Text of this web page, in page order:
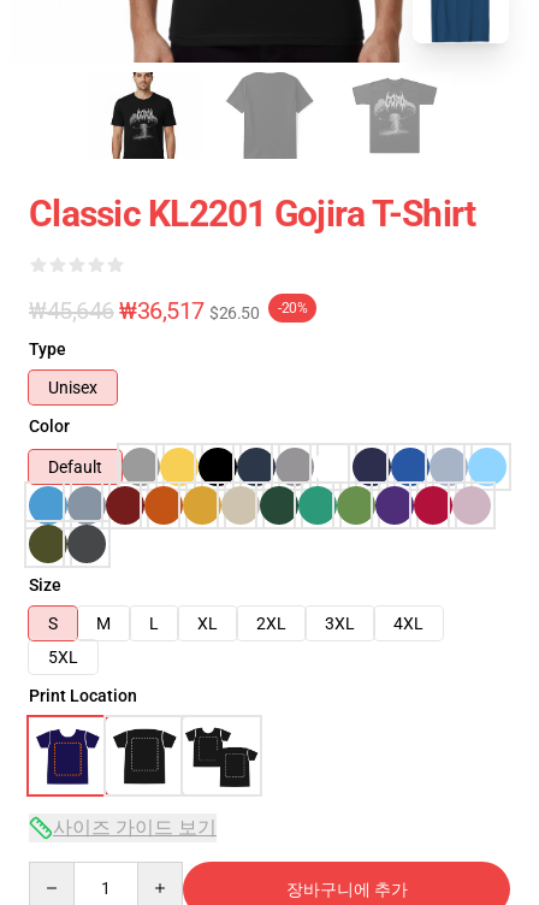
Classic KL2201 Gojira T-Shirt
₩45,646₩36,517 $26.50 -20%
Type
Unisex
Color
Default
Size
S
M L XL 2XL 3XL
4XL
5XL
Print Location
사이즈 가이드 보기
장바구니에 추가